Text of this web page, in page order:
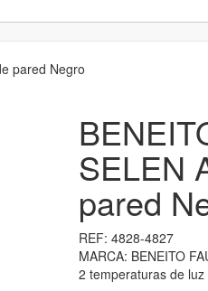
pared Negro
SELEN
pared
REF: 4828-4827
MARCA: BENEITO
2 temperaturas de luz